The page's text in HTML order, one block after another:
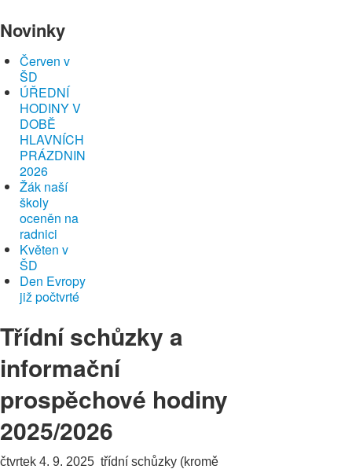
Novinky
Červen v
ŠD
ÚŘEDNÍ
HODINY V
DOBĚ
HLAVNÍCH
PRÁZDNIN
2026
Žák naší
školy
oceněn na
radnici
Květen v
ŠD
Den Evropy
již počtvrté
Třídní schůzky a
informační
prospěchové hodiny
2025/2026
čtvrtek 4. 9. 2025 třídní schůzky (kromě